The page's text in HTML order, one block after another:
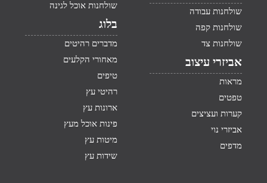
שולחנות עבודה
שולחנות קפה
שולחנות צד
אביזרי עיצוב
מראות
טפטים
קערות ועציצים
אביזרי נוי
מדפים
שולחנות אוכל לגינה
בלוג
מדברים רהיטים
מאחורי הקלעים
טיפים
רהיטי עץ
ארונות עץ
פינות אוכל מעץ
מיטות עץ
שידות עץ